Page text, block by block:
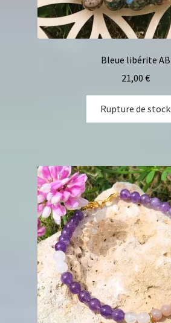
Bleue libérite AB
21,00 €
Rupture de stock